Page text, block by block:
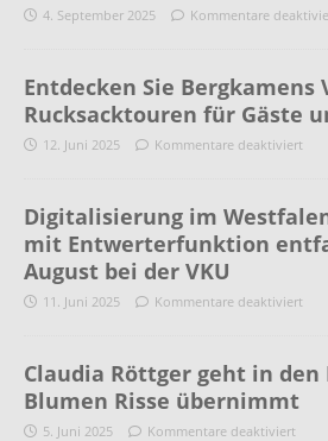
4. September 2025 Kommentare
Entdecken Sie Bergkamens
Rucksacktouren für Gäste
12. Juni 2025 Kommentare deaktiviert
Digitalisierung im
mit Entwerterfunktion
August bei der VKU
11. Juni 2025 Kommentare deaktiviert
Claudia Röttger geht in den
Blumen Risse übernimmt
5. Juni 2025 Kommentare deaktiviert